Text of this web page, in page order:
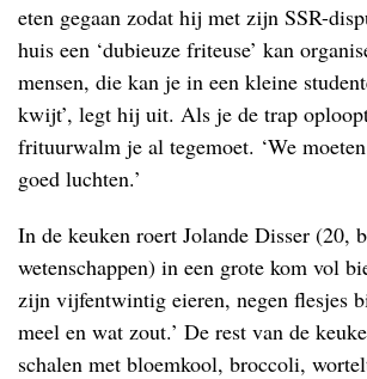
eten gegaan zodat hij met zijn SSR-
huis een ‘dubieuze friteuse’ kan
mensen, die kan je in een kleine
kwijt’, legt hij uit. Als je de trap
frituurwalm je al tegemoet. ‘We
goed luchten.’
In de keuken roert Jolande Disser (20,
wetenschappen) in een grote kom vol
zijn vijfentwintig eieren, negen flesjes
meel en wat zout.’ De rest van de
schalen met bloemkool, broccoli,